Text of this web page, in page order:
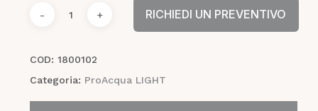
RICHIEDI UN PREVENTIVO
COD: 1800102
Categoria: ProAcqua LIGHT